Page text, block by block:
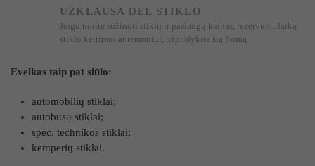
UŽKLAUSA DĖL STIKLO
Jeigu norite sužinoti stiklų ir paslaugų kainas, rezervuoti laiką
stiklo keitimui ar remontui, užpildykite šią formą.
Evelkas taip pat siūlo:
automobilių stiklai;
autobusų stiklai;
spec. technikos stiklai;
kemperių stiklai.